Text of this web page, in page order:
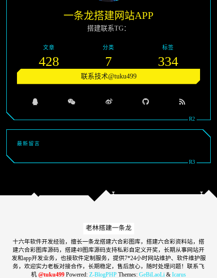
一条龙搭建网站APP
搭建联系TG：
文章
428
分类
7
标签
334
联系技术@tuku499
最新留言
十六年软件开发经验，擅长一条龙搭建六合彩图库，搭建六合彩资料站，搭
建六合彩图库源码，搭建49图库源码支持私彩自定义开奖，长期从事网站开
发和app开发业务，也接软件定制服务，提供7*24小时网站维护、软件维护服
务，欢迎实力老板对接合作，长期稳定，售后放心，随时处理问题！联系飞
机 @tuku499 Powered: Z-BlogPHP Themes: GeBiLaoLi & Icarus